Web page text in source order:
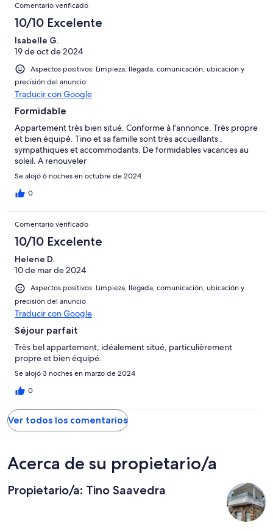
Comentario verificado
10/10 Excelente
Isabelle G.
19 de oct de 2024
Aspectos positivos: Limpieza, llegada, comunicación, ubicación y
precisión del anuncio
Traducir con Google
Formidable
Appartement très bien situé. Conforme à l'annonce. Très propre
et bien équipé. Tino et sa famille sont très accueillants ,
sympathiques et accommodants. De formidables vacances au
soleil. A renouveler
Se alojó 6 noches en octubre de 2024
0
Comentario verificado
10/10 Excelente
Helene D.
10 de mar de 2024
Aspectos positivos: Limpieza, llegada, comunicación, ubicación y
precisión del anuncio
Traducir con Google
Séjour parfait
Très bel appartement, idéalement situé, particulièrement
propre et bien équipé.
Se alojó 3 noches en marzo de 2024
0
Ver todos los comentarios
Acerca de su propietario/a
Propietario/a: Tino Saavedra